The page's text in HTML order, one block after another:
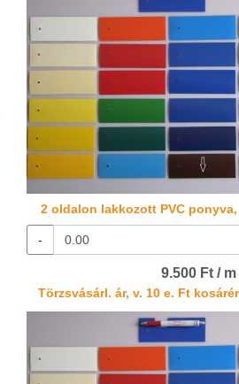
2 oldalon lakkozott PVC
-
9.500 Ft / m
Törzsvásárl. ár, v. 10 e. Ft